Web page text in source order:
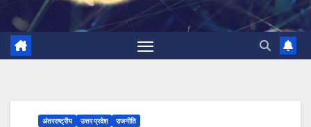
अंतरराष्ट्रीय उत्तर प्रदेश राजनीति